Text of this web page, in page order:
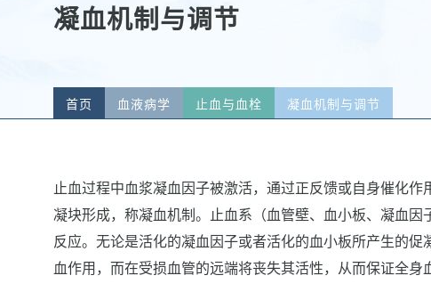
凝血机制与调节
首页 血液病学 止血与血栓 凝血机制与调节
止血过程中血浆凝血因子被激活，通过正反馈或自身催化
凝块形成，称凝血机制。止血系（血管壁、血小板、凝血
反应。无论是活化的凝血因子或者活化的血小板所产生的
血作用，而在受损血管的远端将丧失其活性，从而保证全身